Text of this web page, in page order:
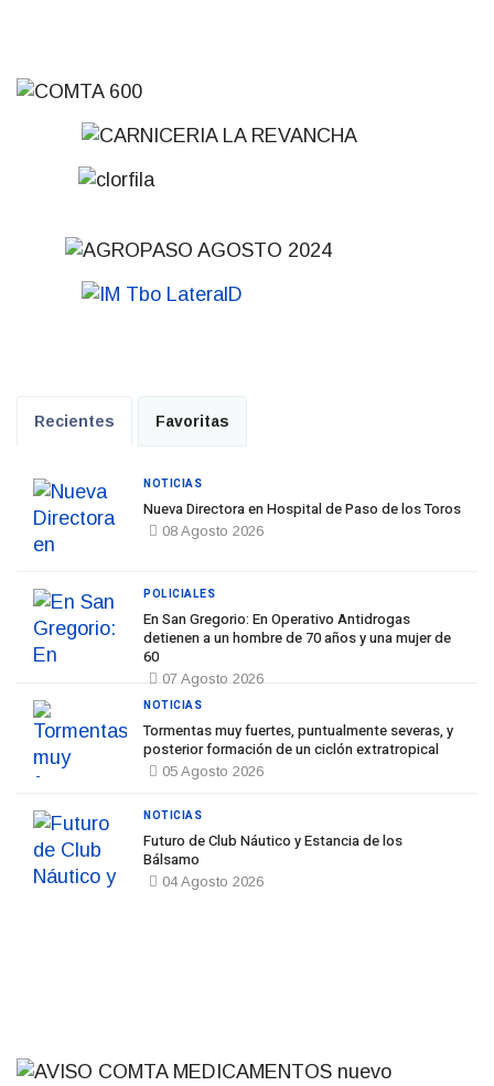
Recientes Favoritas
Nueva Directora en Hospital de Paso de los Toros
08 Agosto 2026
NOTICIAS
En San Gregorio: En Operativo Antidrogas
detienen a un hombre de 70 años y una mujer de
60
07 Agosto 2026
POLICIALES
Tormentas muy fuertes, puntualmente severas, y
posterior formación de un ciclón extratropical
05 Agosto 2026
NOTICIAS
Futuro de Club Náutico y Estancia de los
Bálsamo
04 Agosto 2026
NOTICIAS